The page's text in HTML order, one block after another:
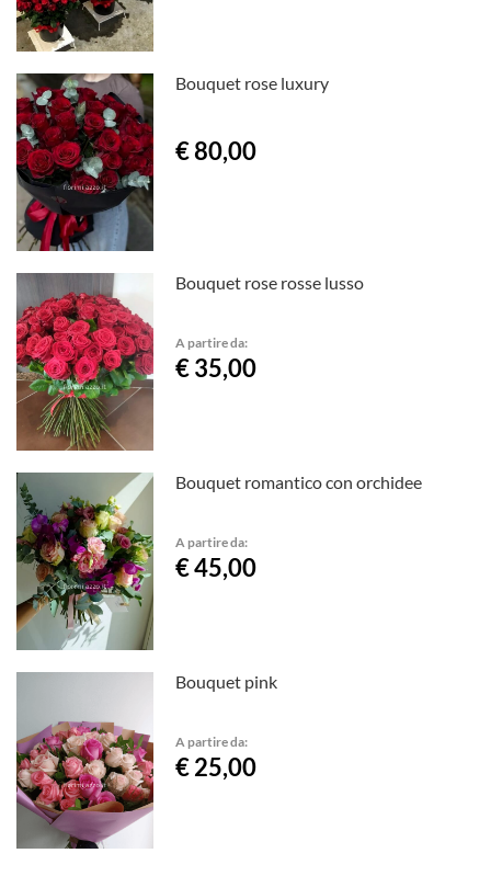
Bouquet rose luxury
€ 80,00
Bouquet rose rosse lusso
A partire da:
€ 35,00
Bouquet romantico con orchidee
A partire da:
€ 45,00
Bouquet pink
A partire da:
€ 25,00